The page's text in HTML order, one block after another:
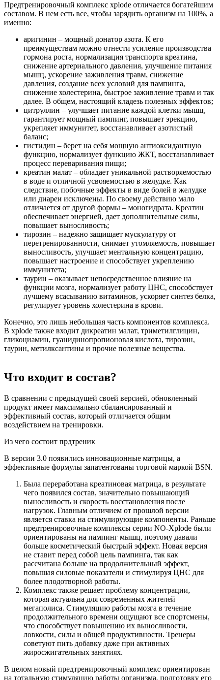
Предтренировочный комплекс xplode отличается богатейшим
составом. В нем есть все, чтобы зарядить организм на 100%, а
именно:
аригинин – мощный донатор азота. К его
преимуществам можно отнести усиление производства
гормона роста, нормализация транспорта креатина,
снижение артериального давления, улучшение питания
мышц, ускорение заживления травм, снижение
давления, создание всех условий для пампинга,
снижение холестерина, быстрое заживление травм и так
далее. В общем, настоящий кладезь полезных эффектов;
цитруллин – улучшает питание каждой клетки мышц,
гарантирует мощный пампинг, повышает эрекцию,
укрепляет иммунитет, восстанавливает азотистый
баланс;
гистидин – берет на себя мощную антиоксидантную
функцию, нормализует функцию ЖКТ, восстанавливает
процесс переваривания пищи;
креатин малат – обладает уникальной растворяемостью
в воде и отличной усвояемостью в желудке. Как
следствие, побочные эффекты в виде болей в желудке
или диареи исключены. По своему действию мало
отличается от другой формы – моногидрата. Креатин
обеспечивает энергией, дает дополнительные силы,
повышает выносливость;
тирозин – надежно защищает мускулатуру от
перетренированности, снимает утомляемость, повышает
выносливость, улучшает ментальную концентрацию,
повышает настроение и способствует укреплению
иммунитета;
таурин – оказывает непосредственное влияние на
функции мозга, нормализует работу ЦНС, способствует
лучшему всасыванию витаминов, ускоряет синтез белка,
регулирует уровень холестерина в крови.
Конечно, это лишь небольшая часть компонентов комплекса.
В xplode также входит дикреатин малат, триметилглицин,
гликоциамин, гуанидинопропионовая кислота, тирозин,
таурин, метилксантины и прочие полезные вещества.
Что входит в состав?
В сравнении с предыдущей своей версией, обновленный
продукт имеет максимально сбалансированный и
эффективный состав, который отличается общим
воздействием на тренировки.
Из чего состоит прдтреник
В версии 3.0 появились инновационные матрицы, а
эффективные формулы запатентованы торговой маркой BSN.
Была переработана креатиновая матрица, в результате
чего появился состав, значительно повышающий
выносливость и скорость восстановления после
нагрузок. Главным отличием от прошлой версии
является ставка на стимулирующие компоненты. Раньше
предтренировочные комплексы серии NO-Xplode были
ориентированы на пампинг мышц, поэтому давали
больше косметический быстрый эффект. Новая версия
не ставит перед собой цель пампинга, так как
рассчитана больше на продолжительный эффект,
повышая силовые показатели и стимулируя ЦНС для
более плодотворной работы.
Комплекс также решает проблему концентрации,
которая актуальна для современных жителей
мегаполиса. Стимуляцию работы мозга в течение
продолжительного времени ощущают все спортсмены,
что способствует повышению их выносливости,
ловкости, силы и общей продуктивности. Тренеры
советуют пить добавку даже при активных
жиросжигательных занятиях.
В целом новый предтренировочный комплекс ориентирован
на тотальную стимуляцию работы организма, подготовку его